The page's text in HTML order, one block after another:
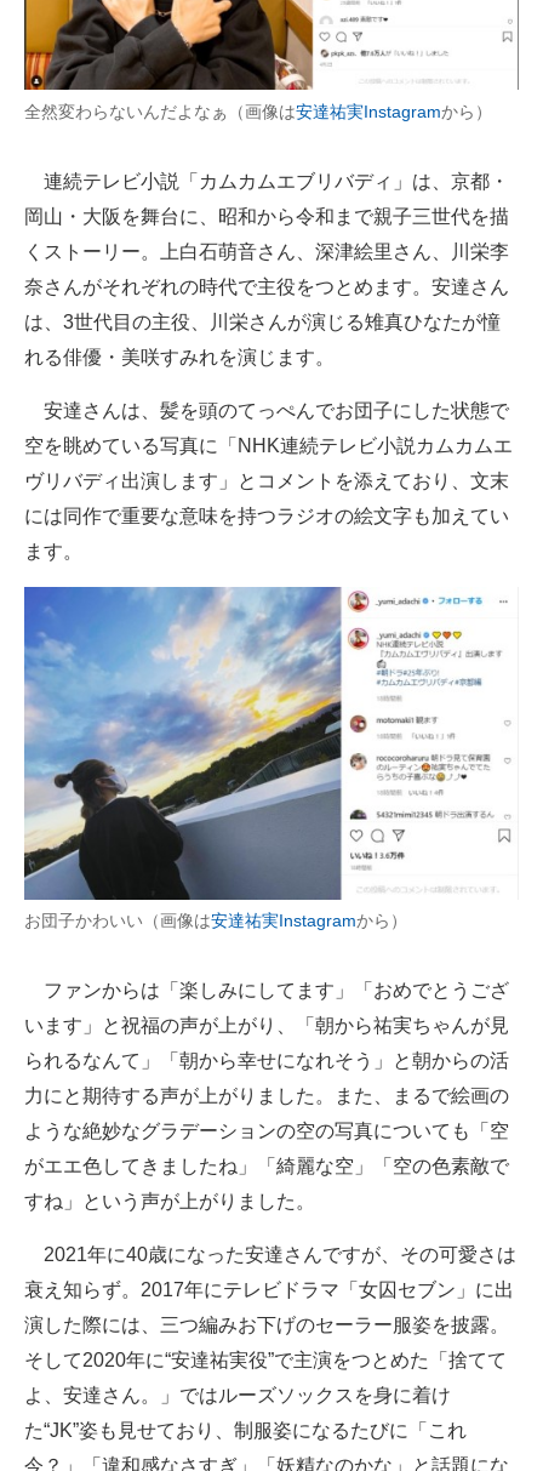
マーケ×ITの今がよく分かる
ITエンジニア向け専門サイト
IT製品の技術・比較・事例
モノづくり技術者専門サイト
エネルギーの専門メディア
建設×テクノロジーの最前線
全然変わらないんだよなぁ（画像は安達祐実Instagramから）
連続テレビ小説「カムカムエブリバディ」は、京都・
岡山・大阪を舞台に、昭和から令和まで親子三世代を描
くストーリー。上白石萌音さん、深津絵里さん、川栄李
奈さんがそれぞれの時代で主役をつとめます。安達さん
は、3世代目の主役、川栄さんが演じる雉真ひなたが憧
れる俳優・美咲すみれを演じます。
安達さんは、髪を頭のてっぺんでお団子にした状態で
空を眺めている写真に「NHK連続テレビ小説カムカムエ
ヴリバディ出演します」とコメントを添えており、文末
には同作で重要な意味を持つラジオの絵文字も加えてい
ます。
お団子かわいい（画像は安達祐実Instagramから）
ファンからは「楽しみにしてます」「おめでとうござ
います」と祝福の声が上がり、「朝から祐実ちゃんが見
られるなんて」「朝から幸せになれそう」と朝からの活
力にと期待する声が上がりました。また、まるで絵画の
ような絶妙なグラデーションの空の写真についても「空
がエエ色してきましたね」「綺麗な空」「空の色素敵で
すね」という声が上がりました。
2021年に40歳になった安達さんですが、その可愛さは
衰え知らず。2017年にテレビドラマ「女囚セブン」に出
演した際には、三つ編みお下げのセーラー服姿を披露。
そして2020年に“安達祐実役”で主演をつとめた「捨てて
よ、安達さん。」ではルーズソックスを身に着け
た“JK”姿も見せており、制服姿になるたびに「これ
今？」「違和感なさすぎ」「妖精なのかな」と話題にな